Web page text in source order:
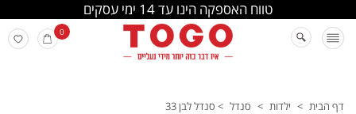
החלפה והחזרה מתבצעת בסניפי הרשת
0
דף הבית > ילדות > סנדל > סנדל לבן 33